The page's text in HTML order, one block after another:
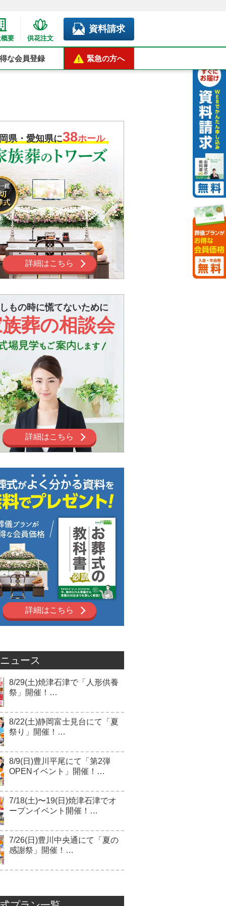
要 供花注文
資料請求
な会員登録 緊急の方へ
県・愛知県に38ホール
詳細はこちら
もの時に慌てないために
葬の相談会
詳細はこちら
詳細はこちら
ュース
8/29(土)焼津石津で「人形供養
祭」開催！…
8/22(土)静岡富士見台にて「夏
祭り」開催！…
8/9(日)豊川平尾にて「第2弾
OPENイベント」開催！…
7/18(土)〜19(日)焼津石津でオ
ープンイベント開催！…
7/26(日)豊川中央通にて「夏の
感謝祭」開催！…